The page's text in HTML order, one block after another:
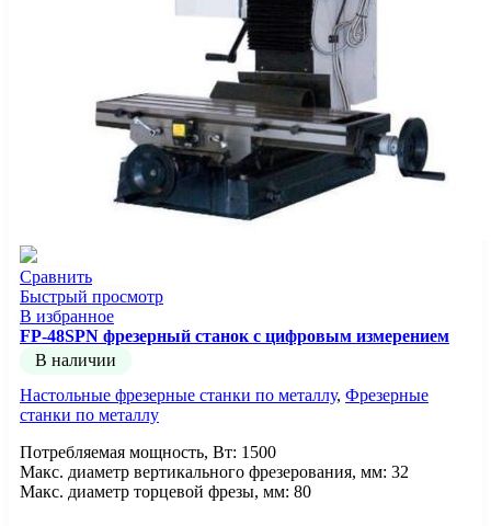
Сравнить
Быстрый просмотр
В избранное
FP-48SPN фрезерный станок с цифровым измерением
В наличии
Настольные фрезерные станки по металлу, Фрезерные
станки по металлу
Потребляемая мощность, Вт: 1500
Макс. диаметр вертикального фрезерования, мм: 32
Макс. диаметр торцевой фрезы, мм: 80